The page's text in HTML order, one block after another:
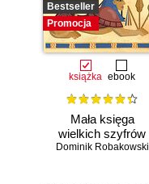
Bestseller
Promocja
książka ebook
Mała księga
wielkich szyfrów
Dominik Robakowski